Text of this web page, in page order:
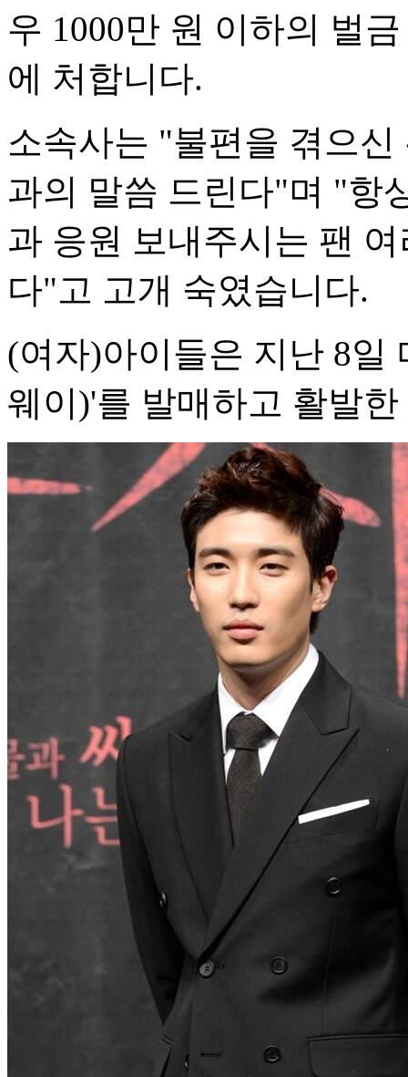
우 1000만 원 이하의 벌
에 처합니다.
소속사는 "불편을 겪으
과의 말씀 드린다"며 "항
과 응원 보내주시는 팬
다"고 고개 숙였습니다.
(여자)아이들은 지난 8일
웨이)'를 발매하고 활발